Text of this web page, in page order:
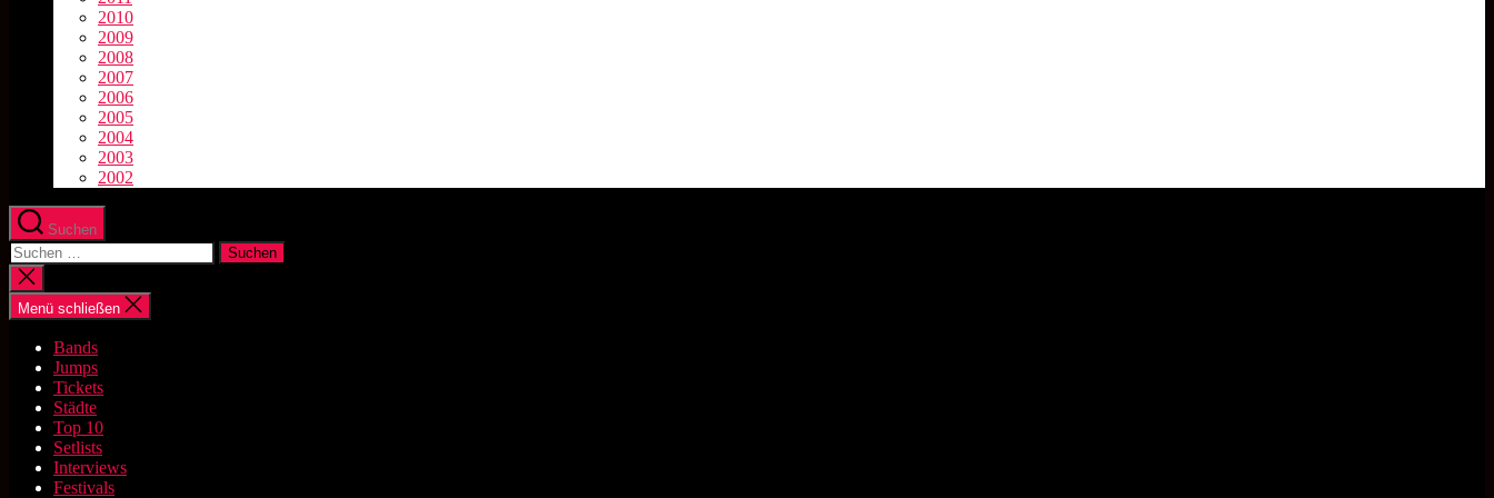
2010
2009
2008
2007
2006
2005
2004
2003
2002
Suchen
Suchen
nach:
Suche
schließen
Menü schließen
Bands
Jumps
Tickets
Städte
Top 10
Setlists
Interviews
Festivals